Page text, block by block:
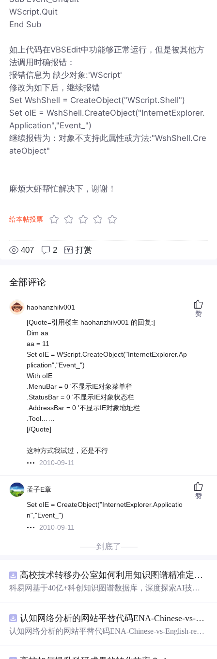
WScript.Quit
End Sub
如上代码在VBSEdit中功能够正常运行，但是被其他方
法调用时确报错：
报错信息为 缺少对象:'WScript'
修改为如下后，继续报错
Set WshShell = CreateObject("WScript.Shell")
Set oIE = WshShell.CreateObject("InternetExplorer.
Application","Event_")
继续报错为：对象不支持此属性或方法:"WshShell.Cre
ateObject"
麻烦大虾帮忙解决下，谢谢！
给本帖投票
407 2 打赏
全部评论
haohanzhilv001
[Quote=引用楼主 haohanzhilv001 的回复:]
Dim aa
aa = 11
Set oIE = WScript.CreateObject("InternetExplorer.Ap
plication","Event_")
With oIE
.MenuBar = 0 '不显示IE对象菜单栏
.StatusBar = 0 '不显示IE对象状态栏
.AddressBar = 0 '不显示IE对象地址栏
.Tool……
[/Quote]
这种方式我试过，还是不行
2010-09-11
赞
孟子E章
Set oIE = CreateObject("InternetExplorer.Applicatio
n","Event_")
2010-09-11
赞
——到底了——
高校技术转移办公室如何利用知识图谱精准定位产业需求与技术适配点？.docx
科易网基于40亿+科创知识图谱数据库，深度探索AI技术
新领域的AI+数智化解决方案，推动科技创新与产业创新
智能化发展。
认知网络分析的网站平替代码ENA-Chinese-vs-English-reproducible.zip
认知网络分析的网站平替代码ENA-Chinese-vs-English-repro